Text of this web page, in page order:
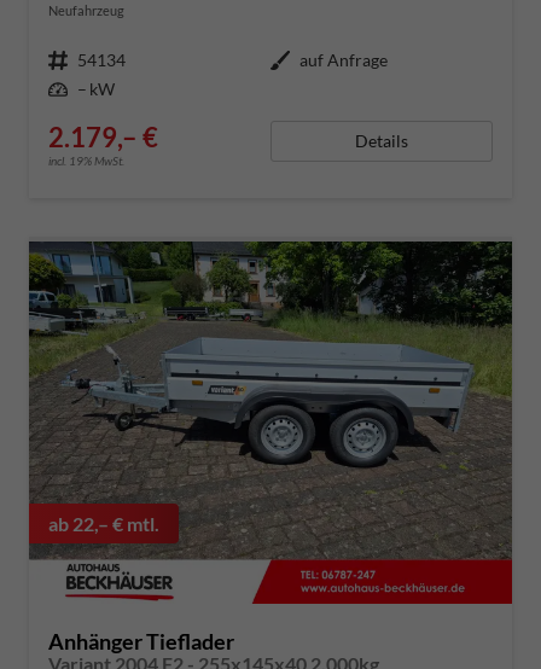
Neufahrzeug
Fahrzeugnummer 54134 Außenfarbe auf Anfrage
Leistung – kW
2.179,– €
incl. 19% MwSt.
Details
ab 22,– € mtl.
Anhänger Tieflader
Variant 2004 F2 - 255x145x40 2.000kg